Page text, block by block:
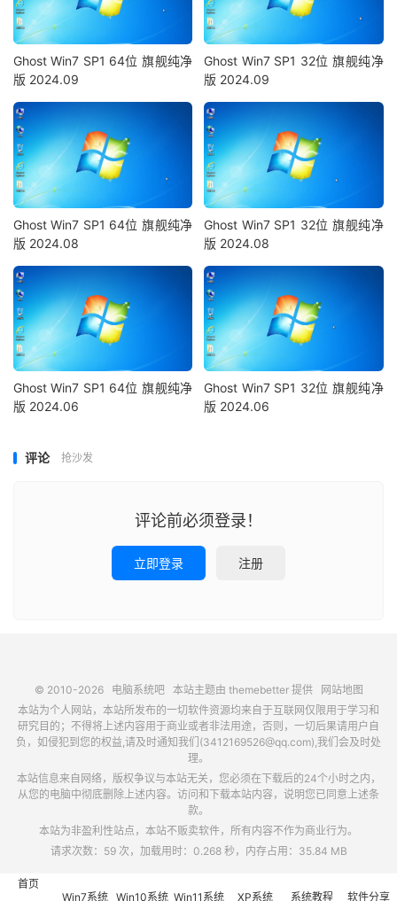
Ghost Win7 SP1 64位 旗舰纯净
版 2024.09
Ghost Win7 SP1 32位 旗舰纯净
版 2024.09
Ghost Win7 SP1 64位 旗舰纯净
版 2024.08
Ghost Win7 SP1 32位 旗舰纯净
版 2024.08
Ghost Win7 SP1 64位 旗舰纯净
版 2024.06
Ghost Win7 SP1 32位 旗舰纯净
版 2024.06
评论 抢沙发
评论前必须登录！
立即登录 注册
© 2010-2026 电脑系统吧本站主题由 themebetter提供
网站地图
本站为个人网站，本站所发布的一切软件资源均来自于互联网仅限用于学习和
研究目的；不得将上述内容用于商业或者非法用途，否则，一切后果请用户自
负，如侵犯到您的权益,请及时通知我们(3412169526@qq.com),我们会及时处
理。
本站信息来自网络，版权争议与本站无关，您必须在下载后的24个小时之内，
从您的电脑中彻底删除上述内容。访问和下载本站内容，说明您已同意上述条
款。
本站为非盈利性站点，本站不贩卖软件，所有内容不作为商业行为。
请求次数：59 次，加载用时：0.268 秒，内存占用：35.84 MB
首页
Win7系统 Win10系统 Win11系统 XP系统 系统教程 软件分享